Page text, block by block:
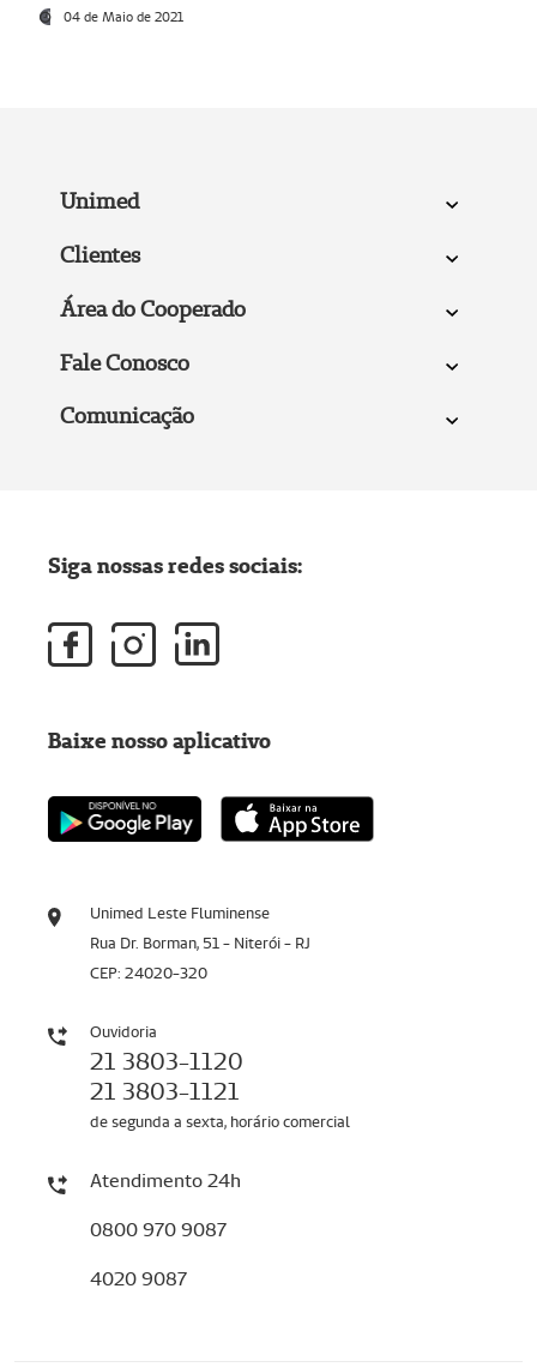
04 de Maio de 2021
Unimed
Clientes
Área do Cooperado
Fale Conosco
Comunicação
Unimed Leste Fluminense
Rua Dr. Borman, 51 - Niterói - RJ
CEP: 24020-320
Ouvidoria
21 3803-1120
21 3803-1121
de segunda a sexta, horário comercial
Atendimento 24h
0800 970 9087
4020 9087
Siga nossas redes sociais:
Baixe nosso aplicativo